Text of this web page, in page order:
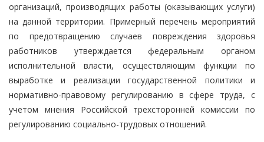
организаций, производящих работы (оказывающих услуги)
на данной территории. Примерный перечень мероприятий
по предотвращению случаев повреждения здоровья
работников утверждается федеральным органом
исполнительной власти, осуществляющим функции по
выработке и реализации государственной политики и
нормативно-правовому регулированию в сфере труда, с
учетом мнения Российской трехсторонней комиссии по
регулированию социально-трудовых отношений.